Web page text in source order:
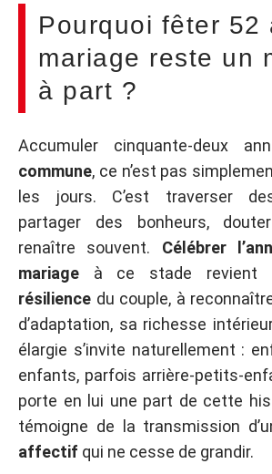
Pourquoi fêter 52
mariage reste un
à part ?
Accumuler cinquante-deux
commune, ce n’est pas
les jours. C’est traverser
partager des bonheurs,
renaître souvent. Célébrer
mariage à ce stade revient
résilience du couple, à
d’adaptation, sa richesse
élargie s’invite naturellement :
enfants, parfois arrière-petits-
porte en lui une part de cette
témoigne de la transmission
affectif qui ne cesse de grandir.